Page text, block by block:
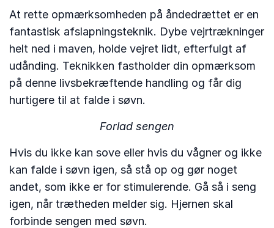
At rette opmærksomheden på åndedrættet er en
fantastisk afslapningsteknik. Dybe vejrtrækninger
helt ned i maven, holde vejret lidt, efterfulgt af
udånding. Teknikken fastholder din opmærksom
på denne livsbekræftende handling og får dig
hurtigere til at falde i søvn.
Forlad sengen
Hvis du ikke kan sove eller hvis du vågner og ikke
kan falde i søvn igen, så stå op og gør noget
andet, som ikke er for stimulerende. Gå så i seng
igen, når trætheden melder sig. Hjernen skal
forbinde sengen med søvn.